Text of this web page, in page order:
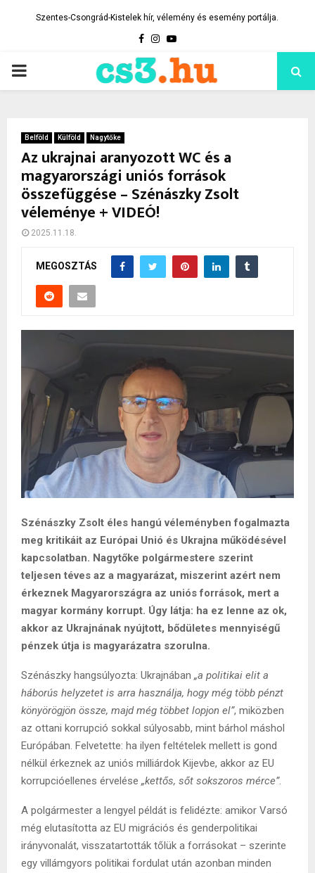
Szentes-Csongrád-Kistelek hír, vélemény és esemény portálja.
Facebook
Instagram
Youtube
PRIMARY
Belföld Külföld Nagytőke
Az ukrajnai aranyozott WC és a
magyarországi uniós források
összefüggése – Szénászky Zsolt
véleménye + VIDEÓ!
2025.11.18.
MEGOSZTÁS
Szénászky Zsolt éles hangú véleményben fogalmazta
meg kritikáit az Európai Unió és Ukrajna működésével
kapcsolatban. Nagytőke polgármestere szerint
teljesen téves az a magyarázat, miszerint azért nem
érkeznek Magyarországra az uniós források, mert a
magyar kormány korrupt. Úgy látja: ha ez lenne az ok,
akkor az Ukrajnának nyújtott, bődületes mennyiségű
pénzek útja is magyarázatra szorulna.
Szénászky hangsúlyozta: Ukrajnában „a politikai elit a
háborús helyzetet is arra használja, hogy még több pénzt
könyörögjön össze, majd még többet lopjon el”, miközben
az ottani korrupció sokkal súlyosabb, mint bárhol máshol
Európában. Felvetette: ha ilyen feltételek mellett is gond
nélkül érkeznek az uniós milliárdok Kijevbe, akkor az EU
korrupcióellenes érvelése „kettős, sőt sokszoros mérce”.
A polgármester a lengyel példát is felidézte: amikor Varsó
még elutasította az EU migrációs és genderpolitikai
irányvonalát, visszatartották tőlük a forrásokat – szerinte
egy villámgyors politikai fordulat után azonban minden